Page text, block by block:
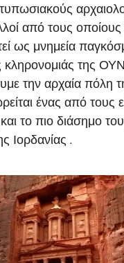
από τους οποίους
ως μνημεία
κληρονομιάς της
την αρχαία πόλη
ένας από τους
το πιο διάσημο
Ιορδανίας .